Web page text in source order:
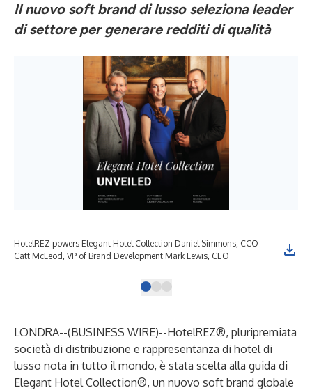
Il nuovo soft brand di lusso seleziona leader
di settore per generare redditi di qualità
HotelREZ powers Elegant Hotel Collection Daniel Simmons, CCO
Catt McLeod, VP of Brand Development Mark Lewis, CEO
LONDRA--(BUSINESS WIRE)--HotelREZ®, pluripremiata
società di distribuzione e rappresentanza di hotel di
lusso nota in tutto il mondo, è stata scelta alla guida di
Elegant Hotel Collection®, un nuovo soft brand globale